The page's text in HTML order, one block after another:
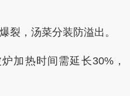
，汤菜分装防溢出。
热时间需延长30%，